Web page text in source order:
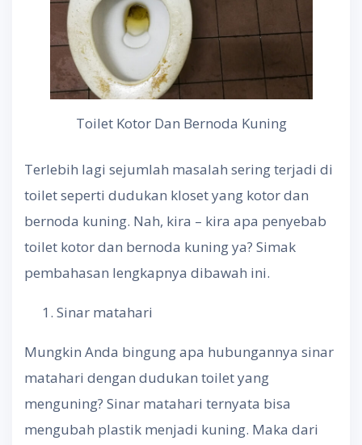
Toilet Kotor Dan Bernoda Kuning
Terlebih lagi sejumlah masalah sering terjadi di
toilet seperti dudukan kloset yang kotor dan
bernoda kuning. Nah, kira – kira apa penyebab
toilet kotor dan bernoda kuning ya? Simak
pembahasan lengkapnya dibawah ini.
Sinar matahari
Mungkin Anda bingung apa hubungannya sinar
matahari dengan dudukan toilet yang
menguning? Sinar matahari ternyata bisa
mengubah plastik menjadi kuning. Maka dari